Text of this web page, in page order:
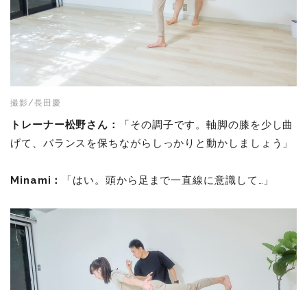
撮影/長田慶
トレーナー松野さん：
「その調子です。軸脚の膝を少し曲
げて、バランスを保ちながらしっかりと動かしましょう」
Minami： 「はい。頭から足まで一直線に意識して…」